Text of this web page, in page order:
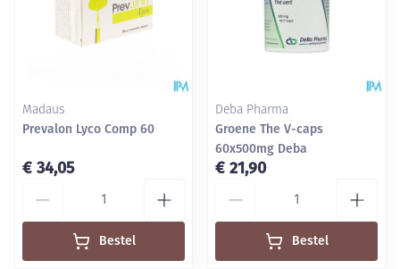
Madaus
Prevalon Lyco Comp 60
€ 34,05
Bestel
Deba Pharma
Groene The V-caps
60x500mg Deba
€ 21,90
Bestel